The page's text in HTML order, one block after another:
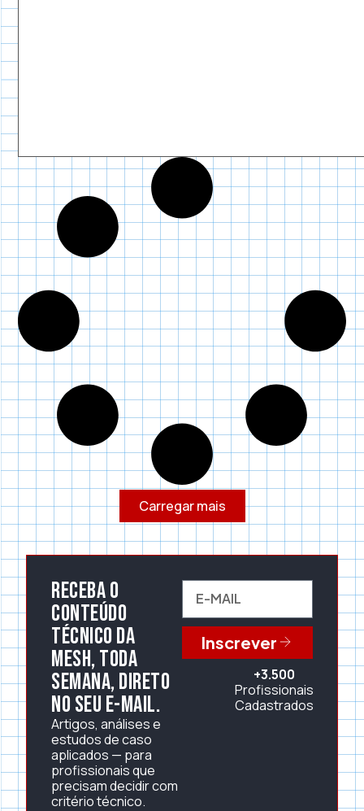
Carregar mais
Receba o
conteúdo
técnico da
Mesh, toda
semana, direto
no seu e-mail.
Artigos, análises e
estudos de caso
aplicados — para
profissionais que
precisam decidir com
critério técnico.
Inscrever
+3.500
Profissionais
Cadastrados